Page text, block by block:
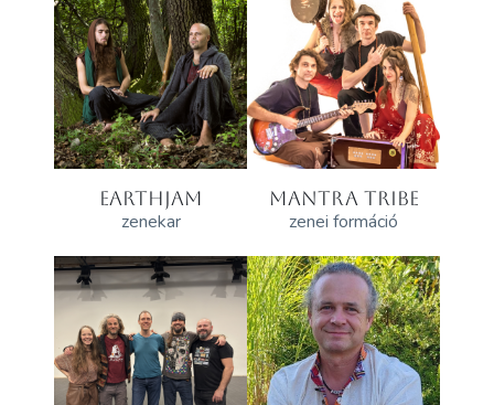
EARTHJAM
zenekar
MANTRA TRIBE
zenei formáció